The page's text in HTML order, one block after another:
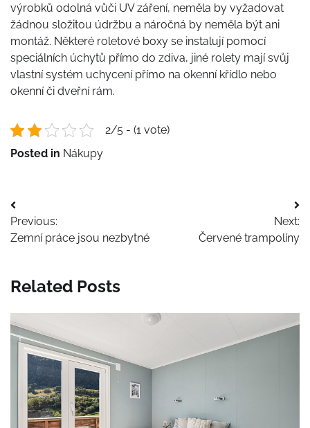
výrobků odolná vůči UV záření, neměla by vyžadovat
žádnou složitou údržbu a náročná by neměla být ani
montáž. Některé roletové boxy se instalují pomocí
speciálních úchytů přímo do zdiva, jiné rolety mají svůj
vlastní systém uchycení přímo na okenní křídlo nebo
okenní či dveřní rám.
2/5 - (1 vote)
Posted in Nákupy
Navigace
pro
Previous:
Zemní práce jsou nezbytné
Next:
Červené trampolíny
Related Posts